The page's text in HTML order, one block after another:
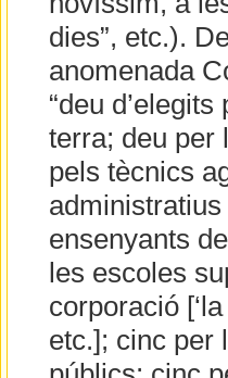
dies”, etc.).
anomenada
“deu
terra; deu per
pels tècnics
ensenyants
les escoles
corporació
etc.]; cinc per